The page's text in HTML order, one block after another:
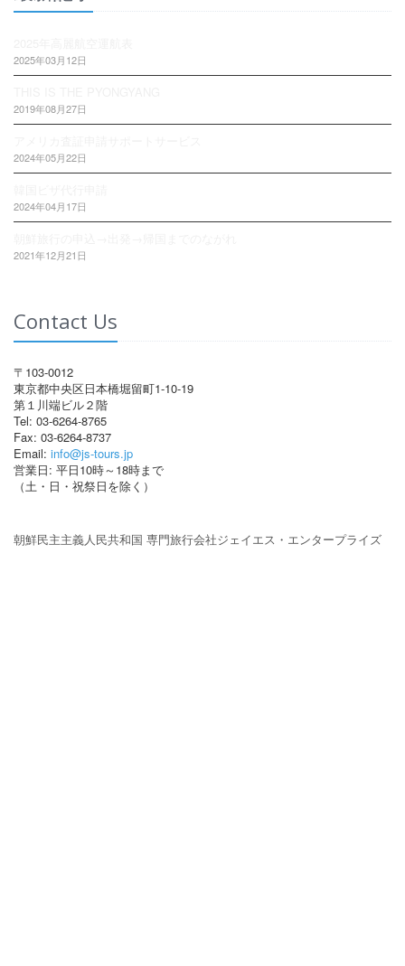
2025年03月12日
2019年08月27日
2024年05月22日
2024年04月17日
2021年12月21日
Contact Us
〒103-0012
東京都中央区日本橋堀留町1-10-19
第１川端ビル２階
Tel: 03-6264-8765
Fax: 03-6264-8737
Email: info@js-tours.jp
営業日: 平日10時～18時まで
（土・日・祝祭日を除く）
朝鮮民主主義人民共和国 専門旅行会社ジェイエス・エンタープライズ